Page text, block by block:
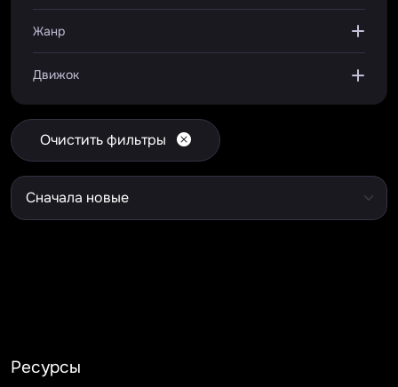
Жанр
Движок
Очистить фильтры
Ресурсы